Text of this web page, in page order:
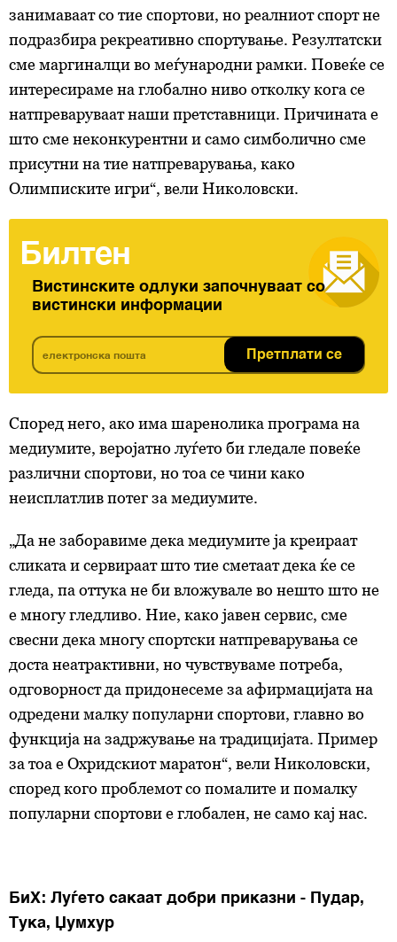
занимаваат со тие спортови, но реалниот спорт не
подразбира рекреативно спортување. Резултатски
сме маргиналци во меѓународни рамки. Повеќе се
интересираме на глобално ниво отколку кога се
натпреваруваат наши претставници. Причината е
што сме неконкурентни и само симболично сме
присутни на тие натпреварувања, како
Олимписките игри“, вели Николовски.
Билтен
Вистинските одлуки започнуваат со
вистински информации
Претплати се
Според него, ако има шаренолика програма на
медиумите, веројатно луѓето би гледале повеќе
различни спортови, но тоа се чини како
неисплатлив потег за медиумите.
„Да не заборавиме дека медиумите ја креираат
сликата и сервираат што тие сметаат дека ќе се
гледа, па оттука не би вложувале во нешто што не
е многу гледливо. Ние, како јавен сервис, сме
свесни дека многу спортски натпреварувања се
доста неатрактивни, но чувствуваме потреба,
одговорност да придонесеме за афирмацијата на
одредени малку популарни спортови, главно во
функција на задржување на традицијата. Пример
за тоа е Охридскиот маратон“, вели Николовски,
според кого проблемот со помалите и помалку
популарни спортови е глобален, не само кај нас.
БиХ: Луѓето сакаат добри приказни - Пудар,
Тука, Џумхур